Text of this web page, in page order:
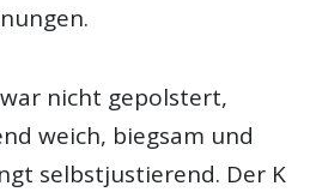
nicht gepolstert,
weich, biegsam und
selbstjustierend. Der K